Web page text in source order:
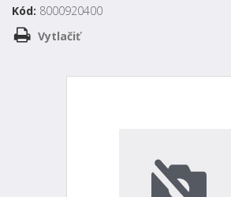
Kód: 8000920400
Vytlačiť